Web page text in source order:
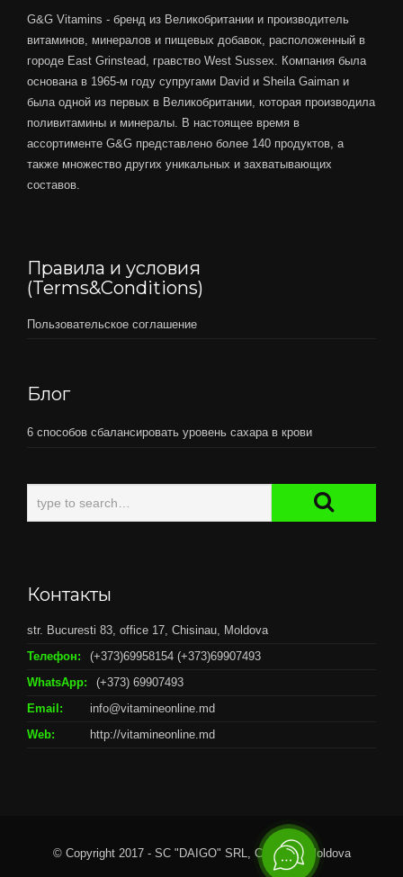
G&G Vitamins - бренд из Великобритании и производитель
витаминов, минералов и пищевых добавок, расположенный в
городе East Grinstead, гравство West Sussex. Компания была
основана в 1965-м году супругами David и Sheila Gaiman и
была одной из первых в Великобритании, которая производила
поливитамины и минералы. В настоящее время в
ассортименте G&G представлено более 140 продуктов, а
также множество других уникальных и захватывающих
составов.
Правила и условия
(Terms&Conditions)
Пользовательское соглашение
Блог
6 способов сбалансировать уровень сахара в крови
Контакты
str. Bucuresti 83, office 17, Chisinau, Moldova
Телефон:
(+373)69958154 (+373)69907493
WhatsApp:
(+373) 69907493
Email:
info@vitamineonline.md
Web:
http://vitamineonline.md
© Copyright 2017 - SC "DAIGO" SRL, Chisianu, Moldova